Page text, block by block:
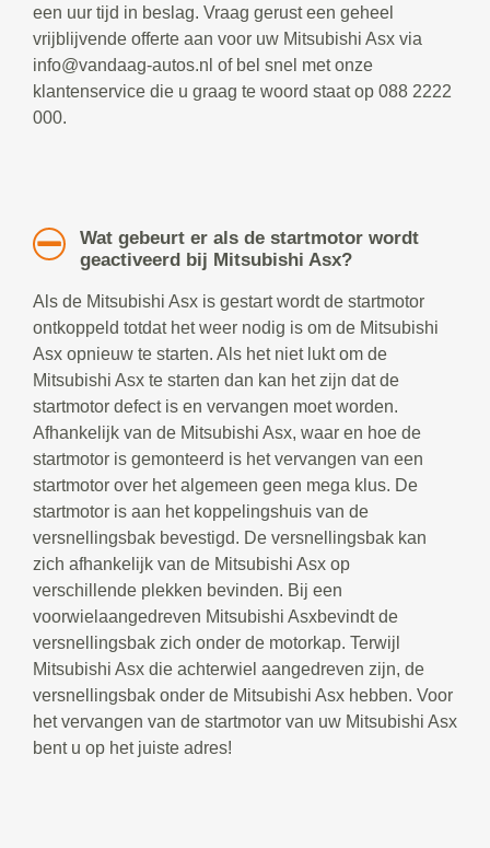
een uur tijd in beslag. Vraag gerust een geheel
vrijblijvende offerte aan voor uw Mitsubishi Asx via
info@vandaag-autos.nl of bel snel met onze
klantenservice die u graag te woord staat op 088 2222
000.
Wat gebeurt er als de startmotor wordt
geactiveerd bij Mitsubishi Asx?
Als de Mitsubishi Asx is gestart wordt de startmotor
ontkoppeld totdat het weer nodig is om de Mitsubishi
Asx opnieuw te starten. Als het niet lukt om de
Mitsubishi Asx te starten dan kan het zijn dat de
startmotor defect is en vervangen moet worden.
Afhankelijk van de Mitsubishi Asx, waar en hoe de
startmotor is gemonteerd is het vervangen van een
startmotor over het algemeen geen mega klus. De
startmotor is aan het koppelingshuis van de
versnellingsbak bevestigd. De versnellingsbak kan
zich afhankelijk van de Mitsubishi Asx op
verschillende plekken bevinden. Bij een
voorwielaangedreven Mitsubishi Asxbevindt de
versnellingsbak zich onder de motorkap. Terwijl
Mitsubishi Asx die achterwiel aangedreven zijn, de
versnellingsbak onder de Mitsubishi Asx hebben. Voor
het vervangen van de startmotor van uw Mitsubishi Asx
bent u op het juiste adres!